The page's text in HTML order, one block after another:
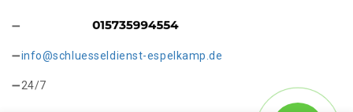
info@schluesseldienst-espelkamp.de
24/7